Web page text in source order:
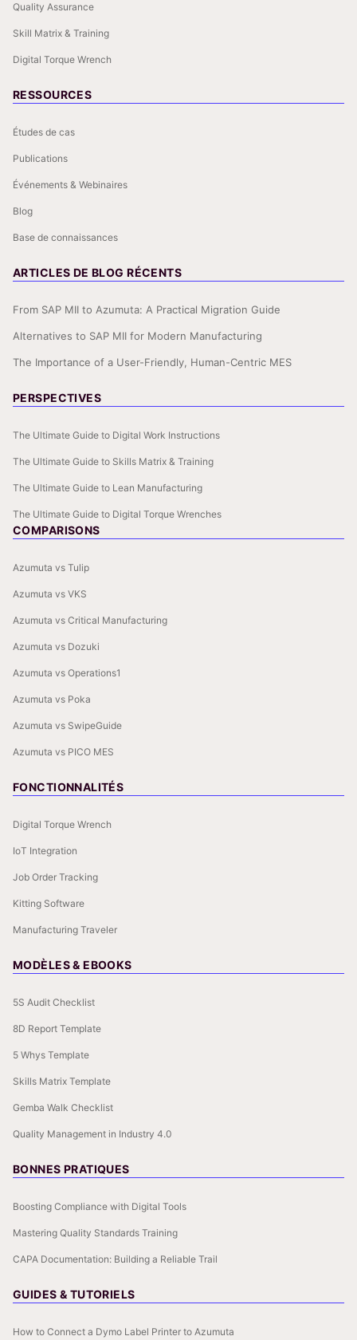
Quality Assurance
Skill Matrix & Training
Digital Torque Wrench
RESSOURCES
Études de cas
Publications
Événements & Webinaires
Blog
Base de connaissances
ARTICLES DE BLOG RÉCENTS
From SAP MII to Azumuta: A Practical Migration Guide
Alternatives to SAP MII for Modern Manufacturing
The Importance of a User-Friendly, Human-Centric MES
PERSPECTIVES
The Ultimate Guide to Digital Work Instructions
The Ultimate Guide to Skills Matrix & Training
The Ultimate Guide to Lean Manufacturing
The Ultimate Guide to Digital Torque Wrenches
COMPARISONS
Azumuta vs Tulip
Azumuta vs VKS
Azumuta vs Critical Manufacturing
Azumuta vs Dozuki
Azumuta vs Operations1
Azumuta vs Poka
Azumuta vs SwipeGuide
Azumuta vs PICO MES
FONCTIONNALITÉS
Digital Torque Wrench
IoT Integration
Job Order Tracking
Kitting Software
Manufacturing Traveler
MODÈLES & EBOOKS
5S Audit Checklist
8D Report Template
5 Whys Template
Skills Matrix Template
Gemba Walk Checklist
Quality Management in Industry 4.0
BONNES PRATIQUES
Boosting Compliance with Digital Tools
Mastering Quality Standards Training
CAPA Documentation: Building a Reliable Trail
GUIDES & TUTORIELS
How to Connect a Dymo Label Printer to Azumuta